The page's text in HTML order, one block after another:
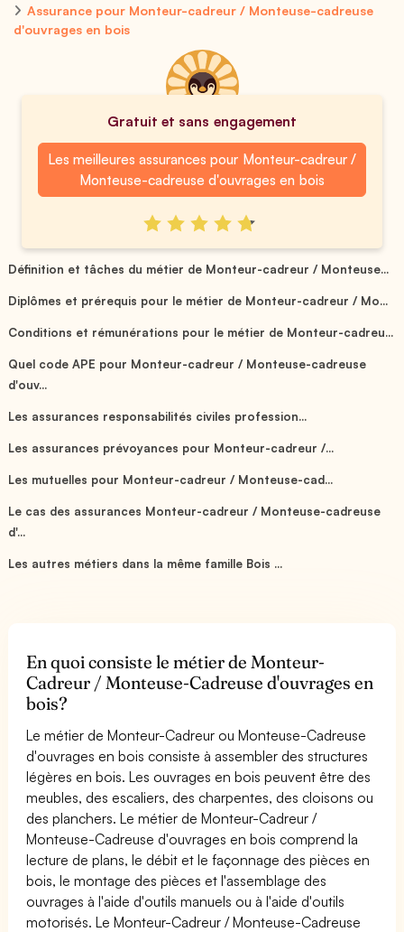
Assurance pour Monteur-cadreur / Monteuse-cadreuse
d'ouvrages en bois
Gratuit et sans engagement
Les meilleures assurances pour Monteur-cadreur /
Monteuse-cadreuse d'ouvrages en bois
Définition et tâches du métier de Monteur-cadreur / Monteuse...
Diplômes et prérequis pour le métier de Monteur-cadreur / Mo...
Conditions et rémunérations pour le métier de Monteur-cadreu...
Quel code APE pour Monteur-cadreur / Monteuse-cadreuse
d'ouv...
Les assurances responsabilités civiles profession...
Les assurances prévoyances pour Monteur-cadreur /...
Les mutuelles pour Monteur-cadreur / Monteuse-cad...
Le cas des assurances Monteur-cadreur / Monteuse-cadreuse
d'...
Les autres métiers dans la même famille Bois ...
En quoi consiste le métier de Monteur-
Cadreur / Monteuse-Cadreuse d'ouvrages en
bois?
Le métier de Monteur-Cadreur ou Monteuse-Cadreuse
d'ouvrages en bois consiste à assembler des structures
légères en bois. Les ouvrages en bois peuvent être des
meubles, des escaliers, des charpentes, des cloisons ou
des planchers. Le métier de Monteur-Cadreur /
Monteuse-Cadreuse d'ouvrages en bois comprend la
lecture de plans, le débit et le façonnage des pièces en
bois, le montage des pièces et l'assemblage des
ouvrages à l'aide d'outils manuels ou à l'aide d'outils
motorisés. Le Monteur-Cadreur / Monteuse-Cadreuse